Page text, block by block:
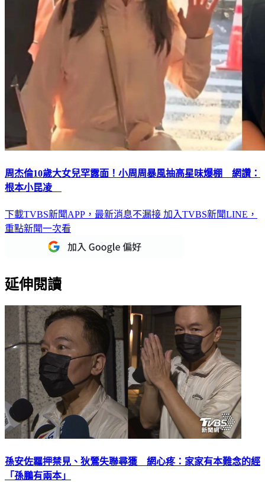
周杰倫10歲大女兒罕露面！小周周暴風抽高星味爆棚 網讚：
根本小昆凌
下載TVBS新聞APP，最新消息不漏接 加入TVBS新聞LINE，
重點新聞一次看
延伸閱讀
孫安佐羈押禁見、狄鶯失聯尋獲 網心疼：家家有本難念的經
「孫鵬有兩本」